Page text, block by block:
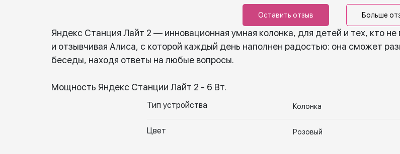
Оставить отзыв Больше
Яндекс Станция Лайт 2 — инновационная умная колонка, для детей и тех, кто
и отзывчивая Алиса, с которой каждый день наполнен радостью: она сможет
беседы, находя ответы на любые вопросы.
Мощность Яндекс Станции Лайт 2 - 6 Вт.
Тип устройства Колонка
Цвет Розовый